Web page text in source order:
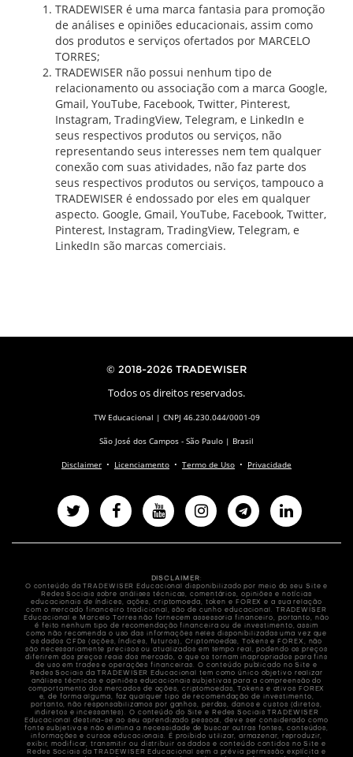
TRADEWISER é uma marca fantasia para promoção
de análises e opiniões educacionais, assim como
dos produtos e serviços ofertados por MARCELO
TORRES;
TRADEWISER não possui nenhum tipo de
relacionamento ou associação com a marca Google,
Gmail, YouTube, Facebook, Twitter, Pinterest,
Instagram, TradingView, Telegram, e LinkedIn e
seus respectivos produtos ou serviços, não
representando seus interesses nem tem qualquer
conexão com suas atividades, não faz parte dos
seus respectivos produtos ou serviços, tampouco a
TRADEWISER é endossado por eles em qualquer
aspecto. Google, Gmail, YouTube, Facebook, Twitter,
Pinterest, Instagram, TradingView, Telegram, e
LinkedIn são marcas comerciais.
© 2018-2026 TRADEWISER
Todos os direitos reservados.
TW Educacional | CNPJ 46.230.044/0001-09
São José dos Campos - São Paulo | Brasil
Disclaimer • Licenciamento • Termo de Uso • Privacidade
DISCLAIMER:
O conteúdo da TRADEWISER Educacional disponibilizado por meio do seu Site e
Redes Sociais sobre análises técnicas, comentários, opiniões e notícias
educacionais de índices, ações, criptomoeda, token e FOREX e a sua relação
com o mercado financeiro tradicional, são de cunho educacional. TRADEWISER
Educacional e Marcelo Torres não fornecem assessoria financeiro, portanto, não
é feito nenhum tipo de recomendação financeira ou de investimento, assim
como não recomenda o uso das informações neles disponibilizadas uma vez que
os dados CFDs (ações, índices, futuros), Criptomoedas, Tokens e FOREX, não
são necessariamente precisos ou atualizados em tempo real, podendo os preços
diferirem dos preços reais dos mercado, o que os tornam inapropriados para fins
de uso em trades e operações financeiras. O conteúdo publicado no Site e
Redes Sociais da TRADEWISER Educacional tem como único objetivo realizar
análises técnicas e opiniões educacionais subjetivas para a compreensão do
comportamento dos mercados de ações, criptomoedas, Tokens e ativos FOREX
e, de forma alguma, faz qualquer tipo de recomendação de investimento,
portanto, não responsabilizamos por ganhos, perdas, danos e custos (diretos,
indiretos e incessantes). O conteúdo do Site e Redes Sociais TRADEWISER
Educacional destina-se ao seu aprendizado pessoal, deve ser considerado como
fonte subjetiva e não elimina a necessidade de buscar outras fontes, conteúdos,
informações e cursos educacionais. É proibido utilizar, armazenar, reproduzir,
exibir, modificar, transmitir ou distribuir os dados e conteúdo contidos no Site e
Redes Sociais da TRADEWISER Educacional sem a prévia permissão explícita e